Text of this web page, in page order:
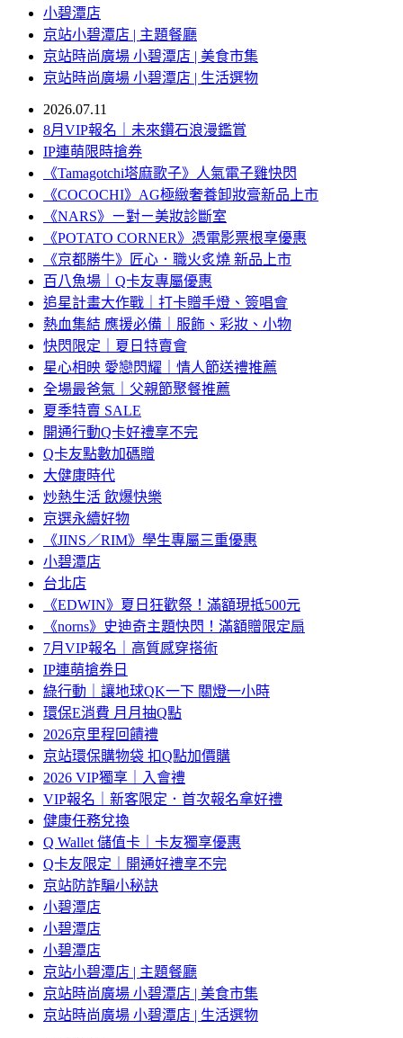
小碧潭店
京站小碧潭店 | 主題餐廳
京站時尚廣場 小碧潭店 | 美食市集
京站時尚廣場 小碧潭店 | 生活選物
2026.07.11
8月VIP報名｜未來鑽石浪漫鑑賞
IP連萌限時搶券
《Tamagotchi塔麻歌子》人氣電子雞快閃
《COCOCHI》AG極緻奢養卸妝膏新品上市
《NARS》ㄧ對ㄧ美妝診斷室
《POTATO CORNER》憑電影票根享優惠
《京都勝牛》匠心．職火炙燒 新品上市
百八魚場｜Q卡友專屬優惠
追星計畫大作戰｜打卡贈手燈、簽唱會
熱血集結 應援必備｜服飾、彩妝、小物
快閃限定｜夏日特賣會
星心相映 愛戀閃耀｜情人節送禮推薦
全場最爸氣｜父親節聚餐推薦
夏季特賣 SALE
開通行動Q卡好禮享不完
Q卡友點數加碼贈
大健康時代
炒熱生活 飲爆快樂
京選永續好物
《JINS／RIM》學生專屬三重優惠
小碧潭店
台北店
《EDWIN》夏日狂歡祭！滿額現抵500元
《norns》史迪奇主題快閃！滿額贈限定扇
7月VIP報名｜高質感穿搭術
IP連萌搶券日
綠行動｜讓地球QK一下 關燈一小時
環保E消費 月月抽Q點
2026京里程回饋禮
京站環保購物袋 扣Q點加價購
2026 VIP獨享｜入會禮
VIP報名｜新客限定．首次報名拿好禮
健康任務兌換
Q Wallet 儲值卡｜卡友獨享優惠
Q卡友限定｜開通好禮享不完
京站防詐騙小秘訣
小碧潭店
小碧潭店
小碧潭店
京站小碧潭店 | 主題餐廳
京站時尚廣場 小碧潭店 | 美食市集
京站時尚廣場 小碧潭店 | 生活選物